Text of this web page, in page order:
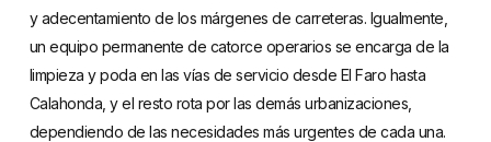
y adecentamiento de los márgenes de carreteras. Igualmente,
un equipo permanente de catorce operarios se encarga de la
limpieza y poda en las vías de servicio desde El Faro hasta
Calahonda, y el resto rota por las demás urbanizaciones,
dependiendo de las necesidades más urgentes de cada una.